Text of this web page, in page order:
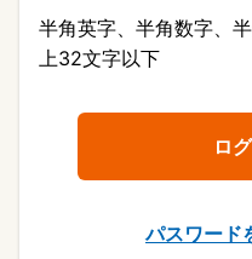
半角英字、半角数字、
上32文字以下
パスワード